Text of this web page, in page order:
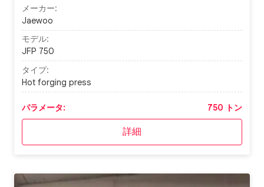
メーカー:
Jaewoo
モデル:
JFP 750
タイプ:
Hot forging press
パラメータ: 750 トン
詳細